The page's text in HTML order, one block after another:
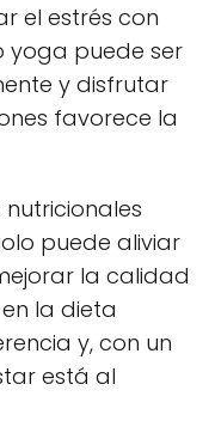
el estrés con
yoga puede ser
y disfrutar
favorece la
puede aliviar
la calidad
la dieta
y, con un
está al